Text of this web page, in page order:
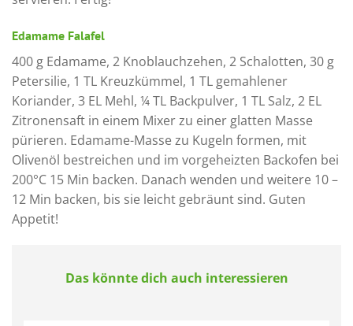
Edamame Falafel
400 g Edamame, 2 Knoblauchzehen, 2 Schalotten, 30 g
Petersilie, 1 TL Kreuzkümmel, 1 TL gemahlener
Koriander, 3 EL Mehl, ¼ TL Backpulver, 1 TL Salz, 2 EL
Zitronensaft in einem Mixer zu einer glatten Masse
pürieren. Edamame-Masse zu Kugeln formen, mit
Olivenöl bestreichen und im vorgeheizten Backofen bei
200°C 15 Min backen. Danach wenden und weitere 10 –
12 Min backen, bis sie leicht gebräunt sind. Guten
Appetit!
Das könnte dich auch interessieren